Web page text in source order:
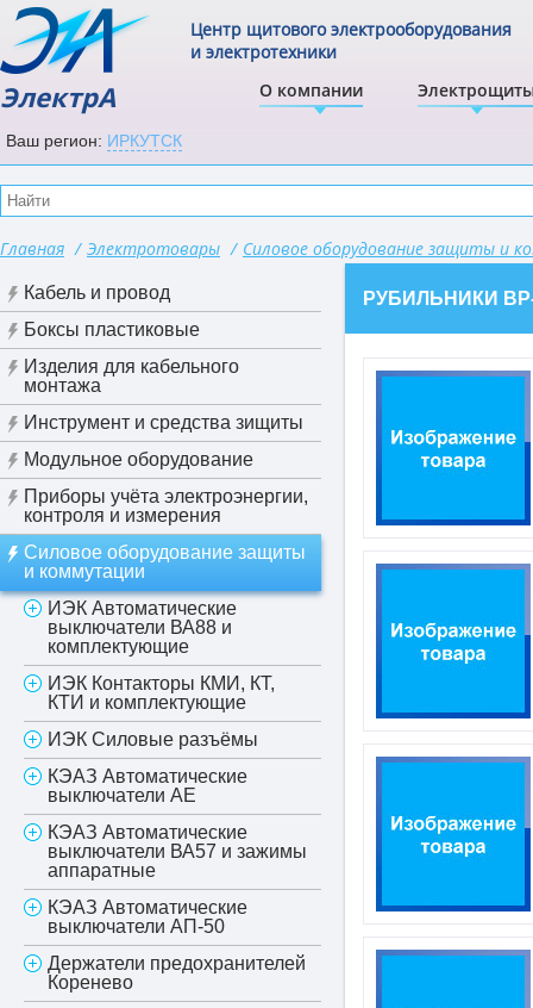
ЭлектрА О компании
Центр щитового электрооборудования
и электротехники
Ваш регион: ИРКУТСК
Главная / Электротовары / Силовое оборудование защиты и
Кабель и провод
Боксы пластиковые
Изделия для кабельного
монтажа
Инструмент и средства зищиты
Модульное оборудование
Приборы учёта электроэнергии,
контроля и измерения
Силовое оборудование защиты
и коммутации
ИЭК Автоматические
выключатели ВА88 и
комплектующие
ИЭК Контакторы КМИ, КТ,
КТИ и комплектующие
ИЭК Силовые разъёмы
КЭАЗ Автоматические
выключатели АЕ
КЭАЗ Автоматические
выключатели ВА57 и зажимы
аппаратные
КЭАЗ Автоматические
выключатели АП-50
Держатели предохранителей
Коренево
РУБИЛЬНИКИ